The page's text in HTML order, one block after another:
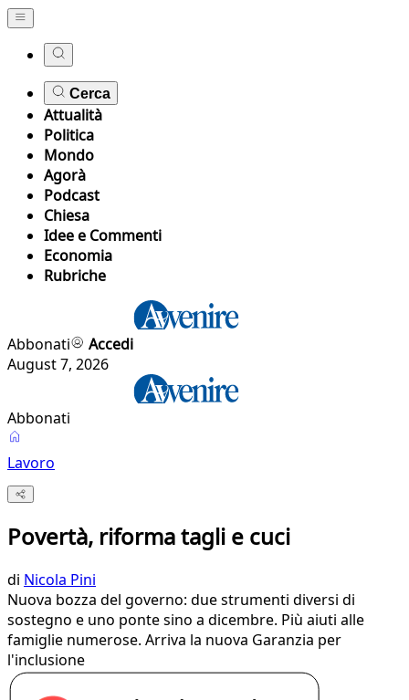
Cerca
Attualità
Politica
Mondo
Agorà
Podcast
Chiesa
Idee e Commenti
Economia
Rubriche
Abbonati
Accedi
August 7, 2026
Abbonati
Lavoro
Povertà, riforma tagli e cuci
di Nicola Pini
Nuova bozza del governo: due strumenti diversi di
sostegno e uno ponte sino a dicembre. Più aiuti alle
famiglie numerose. Arriva la nuova Garanzia per
l'inclusione